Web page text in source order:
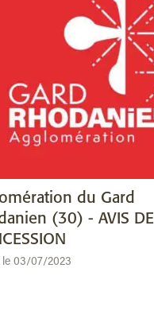
du Gard
(30) - AVIS DE
le 03/07/2023